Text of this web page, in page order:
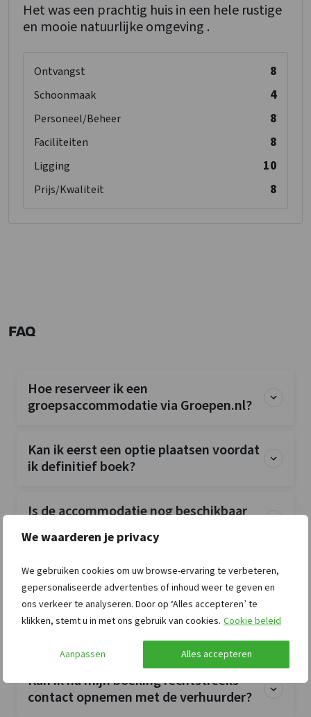
We waarderen je privacy
We gebruiken cookies om uw browse-ervaring te verbeteren,
gepersonaliseerde advertenties of inhoud weer te geven en
ons verkeer te analyseren. Door op ‘Alles accepteren’ te
klikken, stemt u in met ons gebruik van cookies. Cookie beleid
Aanpassen Alles accepteren
Het was een prachtig huis in een hele rustige
en mooie natuurlijke omgeving .
Ontvangst 8
Schoonmaak 4
Personeel/Beheer 8
Faciliteiten 8
Ligging 10
Prijs/Kwaliteit 8
FAQ
Hoe reserveer ik een
groepsaccommodatie via Groepen.nl?
Kan ik eerst een optie plaatsen voordat
ik definitief boek?
Is de accommodatie nog beschikbaar
op mijn gewenste data?
Wat is de exacte prijs voor mijn verblijf?
Kan ik vooraf vragen stellen over een
groepsaccommodatie?
Kan ik na mijn boeking rechtstreeks
contact opnemen met de verhuurder?